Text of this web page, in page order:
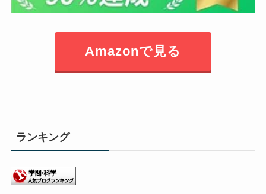
Amazonで見る
ランキング